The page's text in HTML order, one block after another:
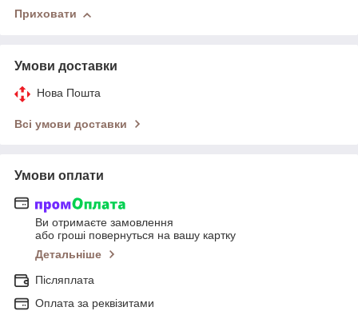
Приховати
Умови доставки
Нова Пошта
Всі умови доставки
Умови оплати
Ви отримаєте замовлення
або гроші повернуться на вашу картку
Детальніше
Післяплата
Оплата за реквізитами